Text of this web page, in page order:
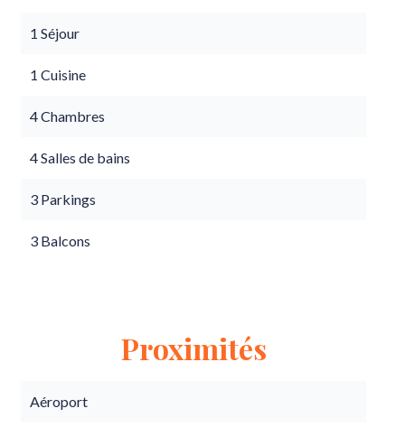
1 Séjour
1 Cuisine
4 Chambres
4 Salles de bains
3 Parkings
3 Balcons
Proximités
Aéroport